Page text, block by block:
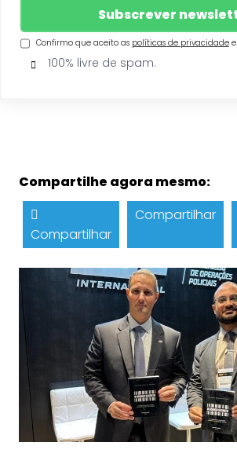
Confirmo que aceito as políticas de privacidadee
100% livre de spam.
Compartilhe agora mesmo:
Compartilhar
Compartilhar